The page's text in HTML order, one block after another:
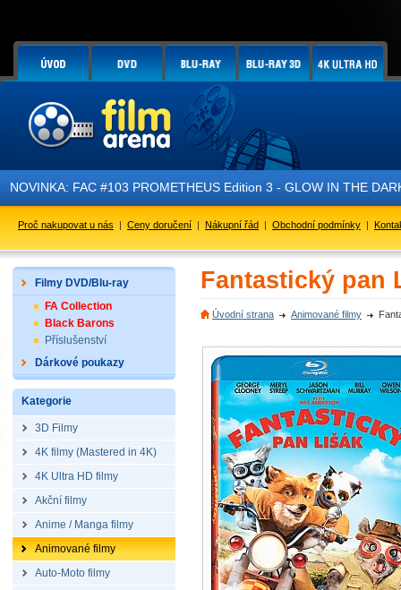
FAC #103 PROMETHEUS Edition 3 - GLOW IN THE DARK - je
Proč nakupovat u nás | Ceny doručení | Nákupní řád | Obchodní podmínky |
Filmy DVD/Blu-ray
FA Collection
Black Barons
Příslušenství
Dárkové poukazy
Kategorie
3D Filmy
4K filmy (Mastered in 4K)
4K Ultra HD filmy
Akční filmy
Anime / Manga filmy
Animované filmy
Auto-Moto filmy
Fantastický pan
Úvodní strana Animované filmy